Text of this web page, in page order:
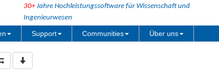
30+Jahre Hochleistungssoftware für Wissenschaft und
Ingenieurwesen
Support Communities Über uns